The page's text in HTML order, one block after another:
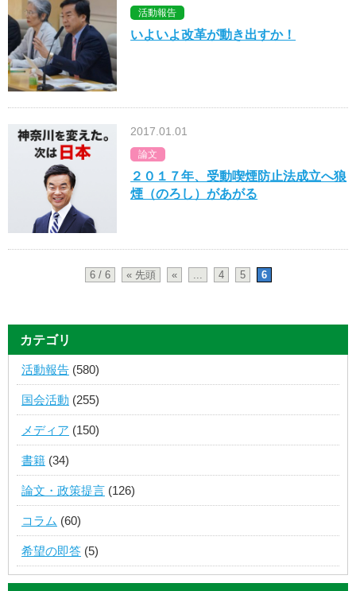
活動報告
いよいよ改革が動き出すか！
2017.01.01
論文
２０１７年、受動喫煙防止法成立へ狼
煙（のろし）があがる
6 / 6 « 先頭 « ... 4 5 6
カテゴリ
活動報告 (580)
国会活動 (255)
メディア (150)
書籍 (34)
論文・政策提言 (126)
コラム (60)
希望の即答 (5)